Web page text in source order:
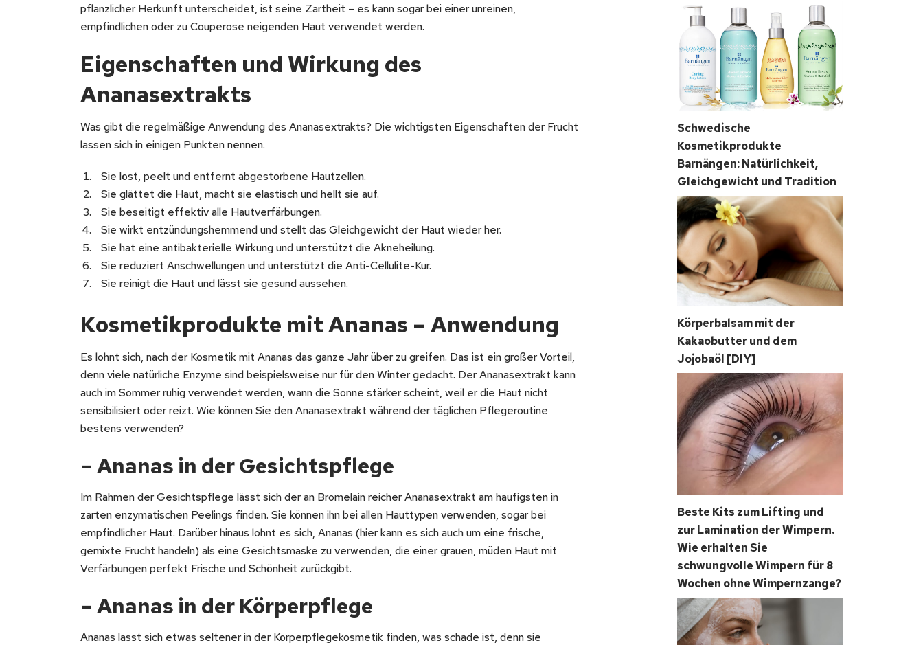
pflanzlicher Herkunft unterscheidet, ist seine Zartheit – es kann sogar bei einer unreinen,
empfindlichen oder zu Couperose neigenden Haut verwendet werden.
Eigenschaften und Wirkung des
Ananasextrakts
Was gibt die regelmäßige Anwendung des Ananasextrakts? Die wichtigsten Eigenschaften der Frucht
lassen sich in einigen Punkten nennen.
Sie löst, peelt und entfernt abgestorbene Hautzellen.
Sie glättet die Haut, macht sie elastisch und hellt sie auf.
Sie beseitigt effektiv alle Hautverfärbungen.
Sie wirkt entzündungshemmend und stellt das Gleichgewicht der Haut wieder her.
Sie hat eine antibakterielle Wirkung und unterstützt die Akneheilung.
Sie reduziert Anschwellungen und unterstützt die Anti-Cellulite-Kur.
Sie reinigt die Haut und lässt sie gesund aussehen.
Kosmetikprodukte mit Ananas – Anwendung
Es lohnt sich, nach der Kosmetik mit Ananas das ganze Jahr über zu greifen. Das ist ein großer Vorteil,
denn viele natürliche Enzyme sind beispielsweise nur für den Winter gedacht. Der Ananasextrakt kann
auch im Sommer ruhig verwendet werden, wann die Sonne stärker scheint, weil er die Haut nicht
sensibilisiert oder reizt. Wie können Sie den Ananasextrakt während der täglichen Pflegeroutine
bestens verwenden?
– Ananas in der Gesichtspflege
Im Rahmen der Gesichtspflege lässt sich der an Bromelain reicher Ananasextrakt am häufigsten in
zarten enzymatischen Peelings finden. Sie können ihn bei allen Hauttypen verwenden, sogar bei
empfindlicher Haut. Darüber hinaus lohnt es sich, Ananas (hier kann es sich auch um eine frische,
gemixte Frucht handeln) als eine Gesichtsmaske zu verwenden, die einer grauen, müden Haut mit
Verfärbungen perfekt Frische und Schönheit zurückgibt.
– Ananas in der Körperpflege
Ananas lässt sich etwas seltener in der Körperpflegekosmetik finden, was schade ist, denn sie
Schwedische
Kosmetikprodukte
Barnängen: Natürlichkeit,
Gleichgewicht und Tradition
Körperbalsam mit der
Kakaobutter und dem
Jojobaöl [DIY]
Beste Kits zum Lifting und
zur Lamination der Wimpern.
Wie erhalten Sie
schwungvolle Wimpern für 8
Wochen ohne Wimpernzange?